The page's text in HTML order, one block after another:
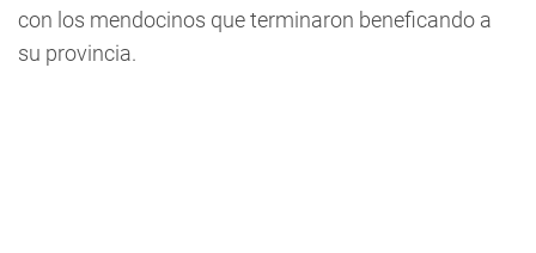
con los mendocinos que terminaron beneficando a
su provincia.